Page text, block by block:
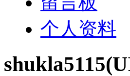
个人资料
shukla5115